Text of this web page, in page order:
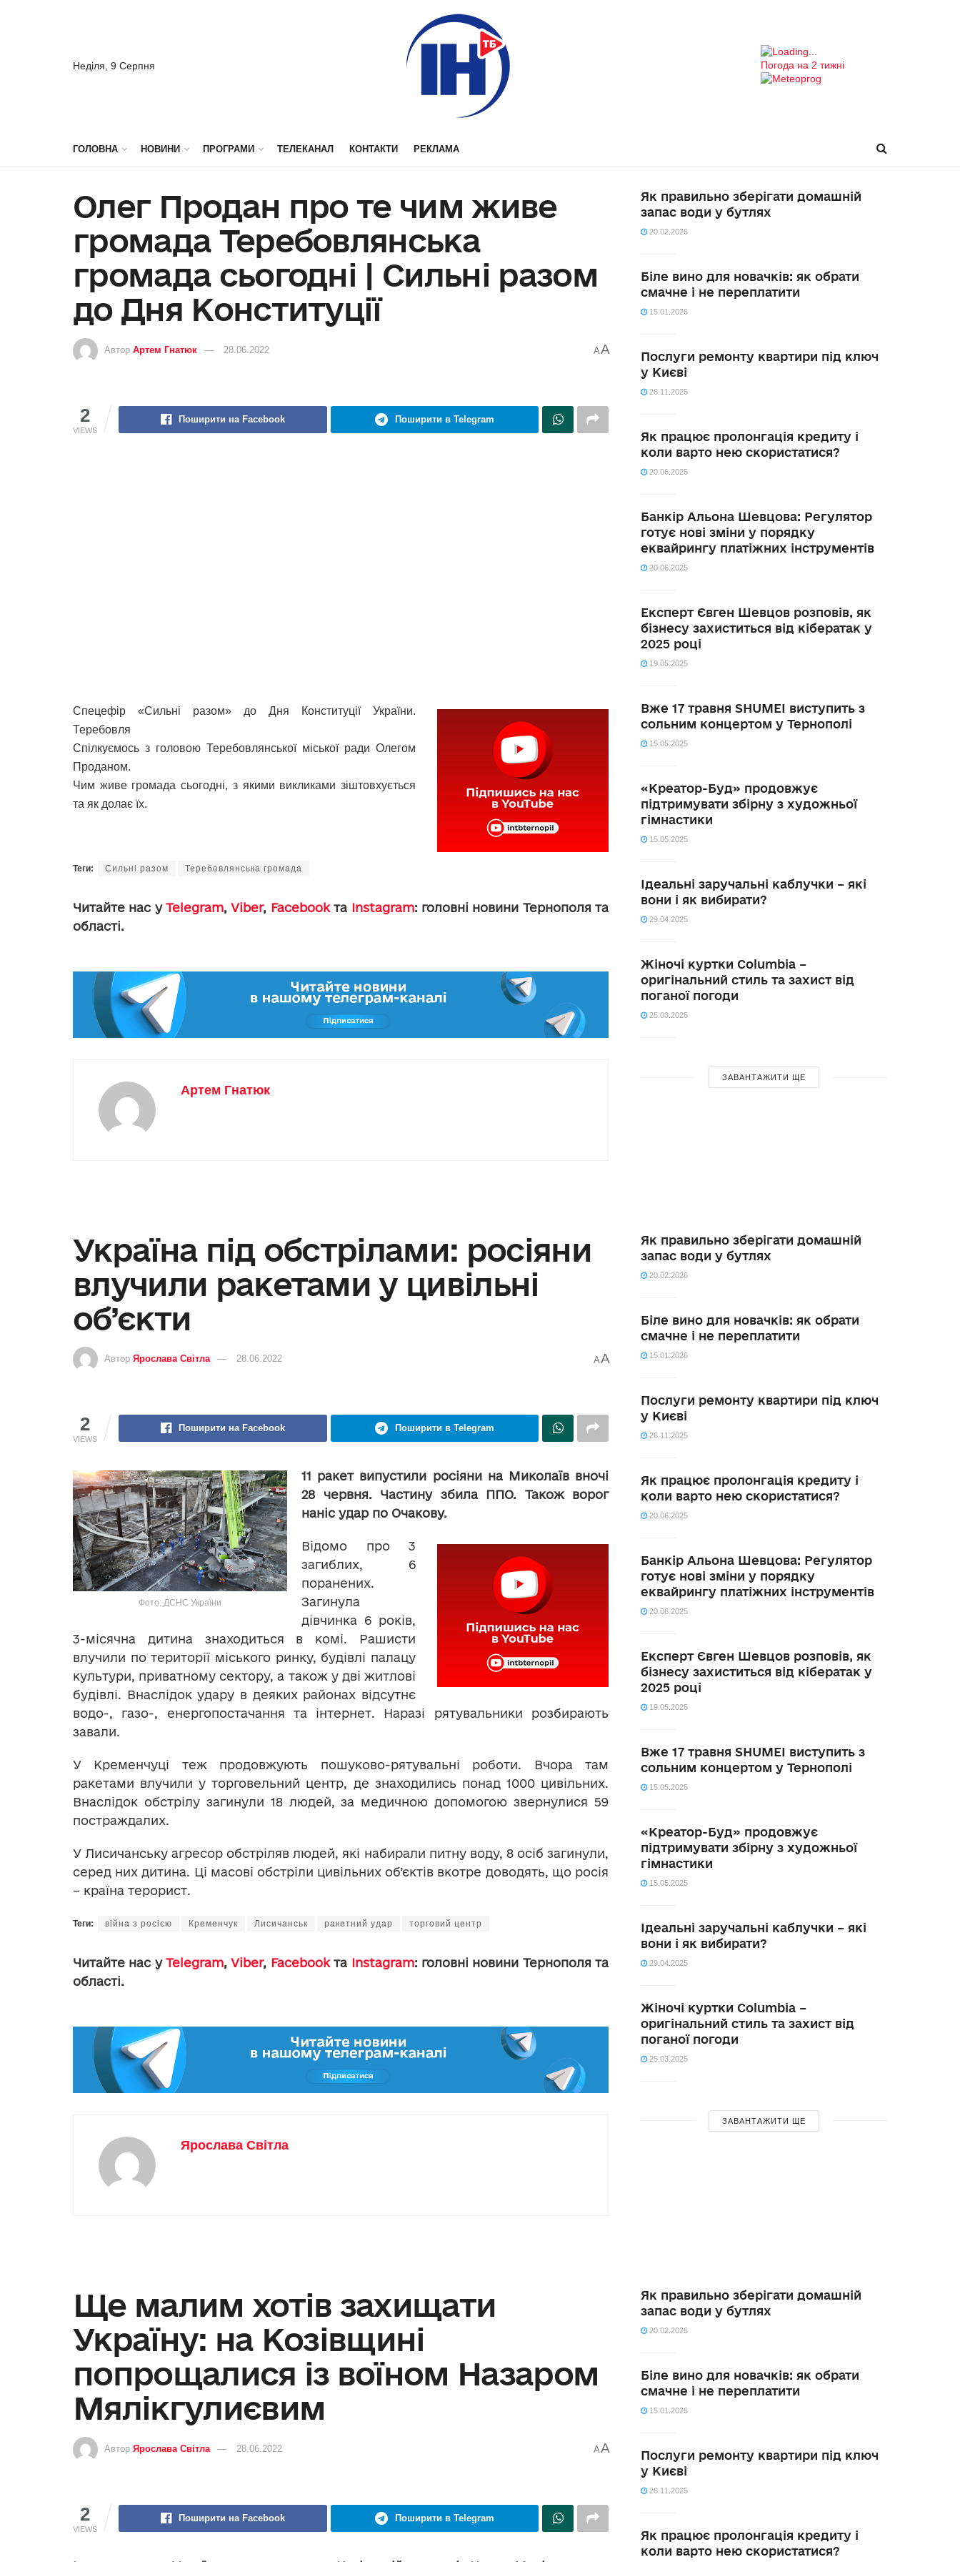
Неділя, 9 Серпня Погода на 2 тижні
ГОЛОВНА НОВИНИ ПРОГРАМИ ТЕЛЕКАНАЛ КОНТАКТИ РЕКЛАМА
Олег Продан про те чим живе
громада Теребовлянська
громада сьогодні | Сильні разом
до Дня Конституції
Автор Артем Гнатюк 28.06.2022 AA
2
VIEWS
Поширити на Facebook Поширити в Telegram
Спецефір «Сильні разом» до Дня Конституції України.
Теребовля
Спілкуємось з головою Теребовлянської міської ради Олегом
Проданом.
Чим живе громада сьогодні, з якими викликами зіштовхується
та як долає їх.
Теги: Сильні разом Теребовлянська громада
Читайте нас уTelegram,Viber, Facebookта Instagram: головні новини Тернополя та
області.
Артем Гнатюк
Як правильно зберігати домашній
запас води у бутлях
20.02.2026
Біле вино для новачків: як обрати
смачне і не переплатити
15.01.2026
Послуги ремонту квартири під ключ
у Києві
26.11.2025
Як працює пролонгація кредиту і
коли варто нею скористатися?
20.06.2025
Банкір Альона Шевцова: Регулятор
готує нові зміни у порядку
еквайрингу платіжних інструментів
20.06.2025
Експерт Євген Шевцов розповів, як
бізнесу захиститься від кібератак у
2025 році
19.05.2025
Вже 17 травня SHUMEI виступить з
сольним концертом у Тернополі
15.05.2025
«Креатор-Буд» продовжує
підтримувати збірну з художньої
гімнастики
15.05.2025
Ідеальні заручальні каблучки – які
вони і як вибирати?
29.04.2025
Жіночі куртки Columbia –
оригінальний стиль та захист від
поганої погоди
25.03.2025
ЗАВАНТАЖИТИ ЩЕ
Україна під обстрілами: росіяни
влучили ракетами у цивільні
об’єкти
Автор Ярослава Світла 28.06.2022 AA
2
VIEWS
Поширити на Facebook Поширити в Telegram
Фото: ДСНС України
11 ракет випустили росіяни на Миколаїв вночі
28 червня. Частину збила ППО. Також ворог
наніс удар по Очакову.
Відомо про 3
загиблих, 6
поранених.
Загинула
дівчинка 6 років,
3-місячна дитина знаходиться в комі. Рашисти
влучили по території міського ринку, будівлі палацу
культури, приватному сектору, а також у дві житлові
будівлі. Внаслідок удару в деяких районах відсутнє
водо-, газо-, енергопостачання та інтернет. Наразі рятувальники розбирають
завали.
У Кременчуці теж продовжують пошуково-рятувальні роботи. Вчора там
ракетами влучили у торговельний центр, де знаходились понад 1000 цивільних.
Внаслідок обстрілу загинули 18 людей, за медичною допомогою звернулися 59
постраждалих.
У Лисичанську агресор обстріляв людей, які набирали питну воду, 8 осіб загинули,
серед них дитина. Ці масові обстріли цивільних об’єктів вкотре доводять, що росія
– країна терорист.
Теги: війна з росією Кременчук Лисичанськ ракетний удар торговий центр
Читайте нас уTelegram,Viber, Facebookта Instagram: головні новини Тернополя та
області.
Ярослава Світла
Як правильно зберігати домашній
запас води у бутлях
20.02.2026
Біле вино для новачків: як обрати
смачне і не переплатити
15.01.2026
Послуги ремонту квартири під ключ
у Києві
26.11.2025
Як працює пролонгація кредиту і
коли варто нею скористатися?
20.06.2025
Банкір Альона Шевцова: Регулятор
готує нові зміни у порядку
еквайрингу платіжних інструментів
20.06.2025
Експерт Євген Шевцов розповів, як
бізнесу захиститься від кібератак у
2025 році
19.05.2025
Вже 17 травня SHUMEI виступить з
сольним концертом у Тернополі
15.05.2025
«Креатор-Буд» продовжує
підтримувати збірну з художньої
гімнастики
15.05.2025
Ідеальні заручальні каблучки – які
вони і як вибирати?
29.04.2025
Жіночі куртки Columbia –
оригінальний стиль та захист від
поганої погоди
25.03.2025
ЗАВАНТАЖИТИ ЩЕ
Ще малим хотів захищати
Україну: на Козівщині
попрощалися із воїном Назаром
Мялікгулиєвим
Автор Ярослава Світла 28.06.2022 AA
2
VIEWS
Поширити на Facebook Поширити в Telegram
Як правильно зберігати домашній
запас води у бутлях
20.02.2026
Біле вино для новачків: як обрати
смачне і не переплатити
15.01.2026
Послуги ремонту квартири під ключ
у Києві
26.11.2025
Як працює пролонгація кредиту і
коли варто нею скористатися?